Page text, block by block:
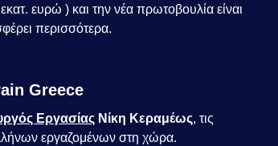
εκατ. ευρώ ) και την νέα πρωτοβουλία είναι
περισσότερα.
Greece
Εργασίας Νίκη Κεραμέως, τις
εργαζομένων στη χώρα.